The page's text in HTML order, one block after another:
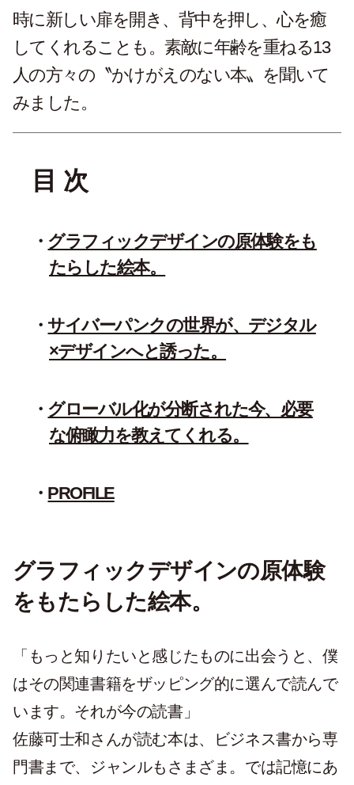
時に新しい扉を開き、背中を押し、心を癒
してくれることも。素敵に年齢を重ねる13
人の方々の〝かけがえのない本〟を聞いて
みました。
目 次
グラフィックデザインの原体験をも
たらした絵本。
サイバーパンクの世界が、デジタル
×デザインへと誘った。
グローバル化が分断された今、必要
な俯瞰力を教えてくれる。
PROFILE
グラフィックデザインの原体験
をもたらした絵本。
「もっと知りたいと感じたものに出会うと、僕
はその関連書籍をザッピング的に選んで読んで
います。それが今の読書」
佐藤可士和さんが読む本は、ビジネス書から専
門書まで、ジャンルもさまざま。では記憶にあ